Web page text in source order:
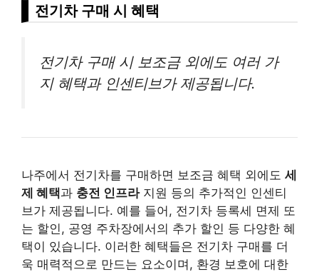
전기차 구매 시 혜택
전기차 구매 시 보조금 외에도 여러 가
지 혜택과 인센티브가 제공됩니다.
나주에서 전기차를 구매하면 보조금 혜택 외에도 세
제 혜택과 충전 인프라지원 등의 추가적인 인센티
브가 제공됩니다. 예를 들어, 전기차 등록세 면제 또
는 할인, 공영 주차장에서의 추가 할인 등 다양한 혜
택이 있습니다. 이러한 혜택들은 전기차 구매를 더
욱 매력적으로 만드는 요소이며, 환경 보호에 대한